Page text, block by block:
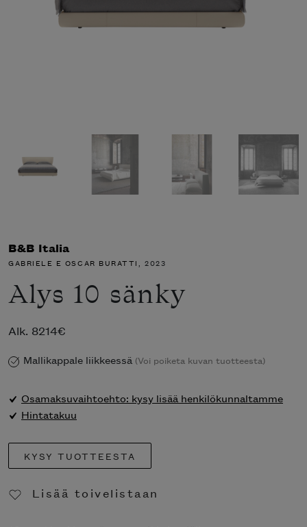
B&B Italia
GABRIELE E OSCAR BURATTI, 2023
Alys 10 sänky
Alk. 8214€
Mallikappale liikkeessä (Voi poiketa kuvan tuotteesta)
Osamaksuvaihtoehto: kysy lisää henkilökunnaltamme
Hintatakuu
KYSY TUOTTEESTA
Lisää toivelistaan